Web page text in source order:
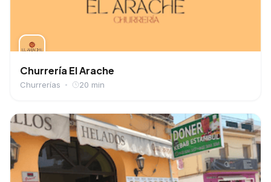
Churrería El Arache
Churrerías 20 min